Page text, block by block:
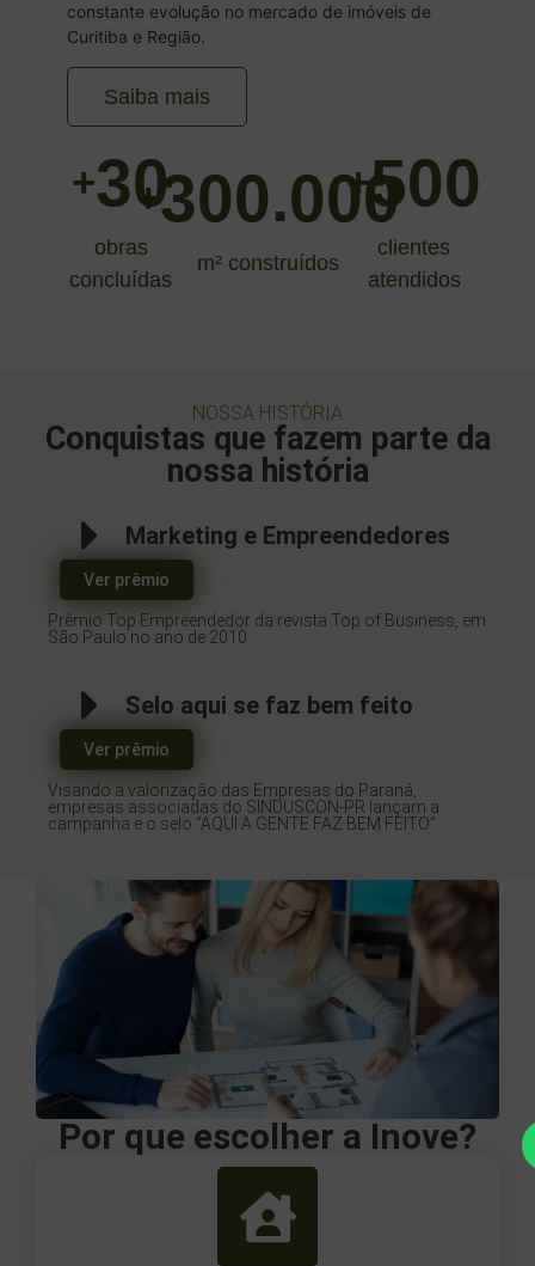
constante evolução no mercado de imóveis de
Curitiba e Região.
Saiba mais
+30
obras
concluídas
+300.000
m² construídos
+500
clientes
atendidos
NOSSA HISTÓRIA
Conquistas que fazem parte da
nossa história
Marketing e Empreendedores
Ver prêmio
Prêmio Top Empreendedor da revista Top of Business, em
São Paulo no ano de 2010.
Selo aqui se faz bem feito
Ver prêmio
Visando a valorização das Empresas do Paraná,
empresas associadas do SINDUSCON-PR lançam a
campanha e o selo "AQUI A GENTE FAZ BEM FEITO".
Por que escolher a Inove?